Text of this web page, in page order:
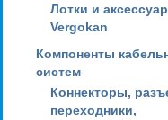
Лотки и
Vergokan
Компоненты
систем
Коннекторы,
переходники,